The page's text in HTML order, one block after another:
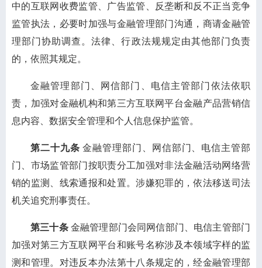
中的互联网收费监管、广告监管、反垄断和反不正当竞争
监管执法，必要时加强与金融管理部门沟通，商请金融管
理部门协助调查。法律、行政法规规定由其他部门负责
的，依照其规定。
金融管理部门、网信部门、电信主管部门依法依职
责，加强对金融机构和第三方互联网平台金融产品营销信
息内容、数据安全管理和个人信息保护监管。
第二十九条 金融管理部门、网信部门、电信主管部
门、市场监管部门按职责分工加强对非法金融活动网络营
销的监测、线索通报和处置。涉嫌犯罪的，依法移送司法
机关追究刑事责任。
第三十条金融管理部门会同网信部门、电信主管部门
加强对第三方互联网平台和账号名称涉及本领域字样的监
测和管理。对违反本办法第十八条规定的，经金融管理部